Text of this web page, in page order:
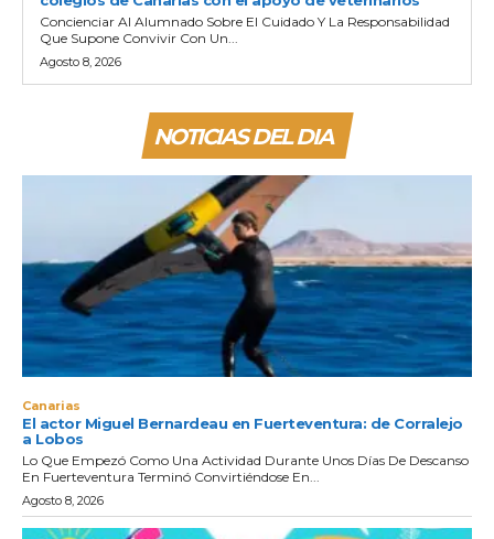
Concienciar Al Alumnado Sobre El Cuidado Y La Responsabilidad
Que Supone Convivir Con Un...
Agosto 8, 2026
NOTICIAS DEL DIA
Canarias
El actor Miguel Bernardeau en Fuerteventura: de Corralejo
a Lobos
Lo Que Empezó Como Una Actividad Durante Unos Días De Descanso
En Fuerteventura Terminó Convirtiéndose En...
Agosto 8, 2026